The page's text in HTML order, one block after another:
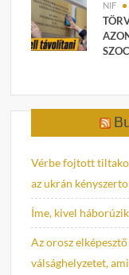
NIF
Vérbe fojtott
az ukrán
Íme, kivel
Az orosz
válsághelyzetet,